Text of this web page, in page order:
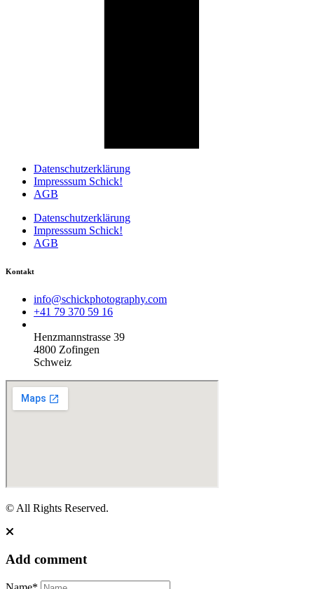
Datenschutzerklärung
Impresssum Schick!
AGB
Datenschutzerklärung
Impresssum Schick!
AGB
Kontakt
info@schickphotography.com
+41 79 370 59 16
Henzmannstrasse 39
4800 Zofingen
Schweiz
© All Rights Reserved.
Add comment